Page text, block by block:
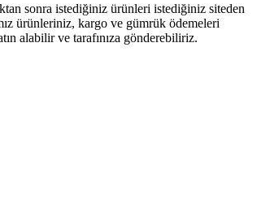
sonra istediğiniz ürünleri istediğiniz siteden
ürünleriniz, kargo ve gümrük ödemeleri
alabilir ve tarafınıza gönderebiliriz.